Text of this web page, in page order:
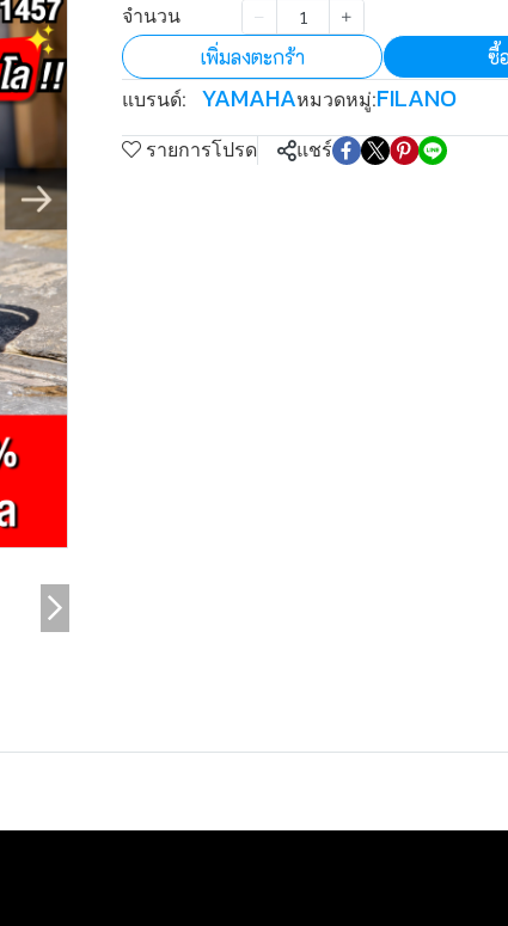
จำนวน
เพิ่มลงตะกร้า ซื้
แบรนด์: YAMAHAหมวดหมู่:FILANO
รายการโปรด แชร์